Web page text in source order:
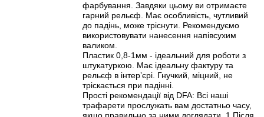
фарбування. Завдяки цьому ви отримаєте
гарний рельєф. Має особливість, чутливий
до падінь, може тріснути. Рекомендуємо
використовувати нанесення напівсухим
валиком.
Пластик 0,8-1мм - ідеальний для роботи з
штукатуркою. Має ідеальну фактуру та
рельєф в інтерʼєрі. Гнучкий, міцний, не
тріскається при падінні.
Прості рекомендації від DFA: Всі наші
трафарети прослужать вам достатньо часу,
якщо правильно за ними доглядати. 1.Після